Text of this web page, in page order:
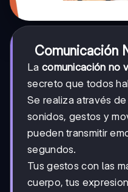
Comunicación
La comunicación no
secreto que todos
Se realiza através
sonidos, gestos y
pueden transmitir
segundos.
Tus gestos con las
cuerpo, tus